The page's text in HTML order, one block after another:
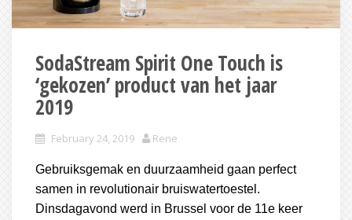
SodaStream Spirit One Touch is
‘gekozen’ product van het jaar
2019
February 24, 2019 Rene
Gebruiksgemak en duurzaamheid gaan perfect
samen in revolutionair bruiswatertoestel.
Dinsdagavond werd in Brussel voor de 11e keer